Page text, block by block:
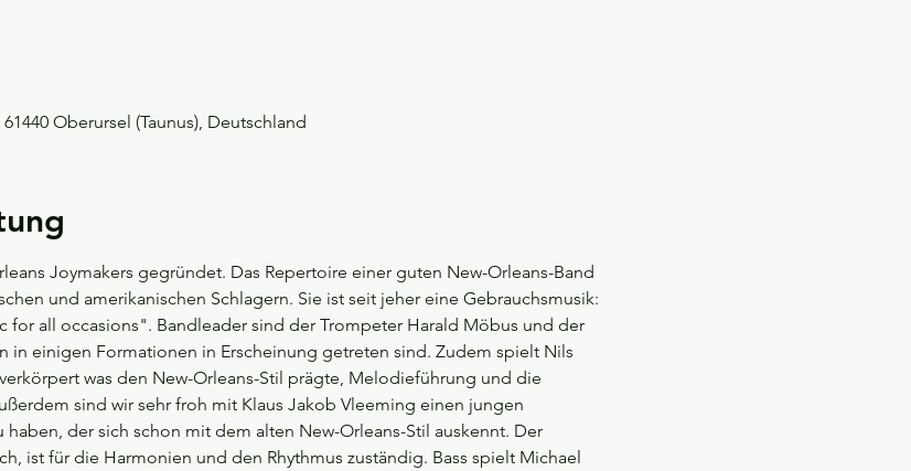
Oberursel (Taunus), Deutschland
Joymakers gegründet. Das Repertoire einer guten New-Orleans-Band
und amerikanischen Schlagern. Sie ist seit jeher eine Gebrauchsmusik:
for all occasions". Bandleader sind der Trompeter Harald Möbus und der
in einigen Formationen in Erscheinung getreten sind. Zudem spielt Nils
was den New-Orleans-Stil prägte, Melodieführung und die
sind wir sehr froh mit Klaus Jakob Vleeming einen jungen
haben, der sich schon mit dem alten New-Orleans-Stil auskennt. Der
ist für die Harmonien und den Rhythmus zuständig. Bass spielt Michael